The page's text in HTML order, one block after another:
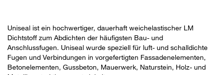
Uniseal ist ein hochwertiger, dauerhaft weichelastischer LM
Dichtstoff zum Abdichten der häufigsten Bau- und
Anschlussfugen. Uniseal wurde speziell für luft- und schalldichte
Fugen und Verbindungen in vorgefertigten Fassadenelementen,
Betonelementen, Gussbeton, Mauerwerk, Naturstein, Holz- und